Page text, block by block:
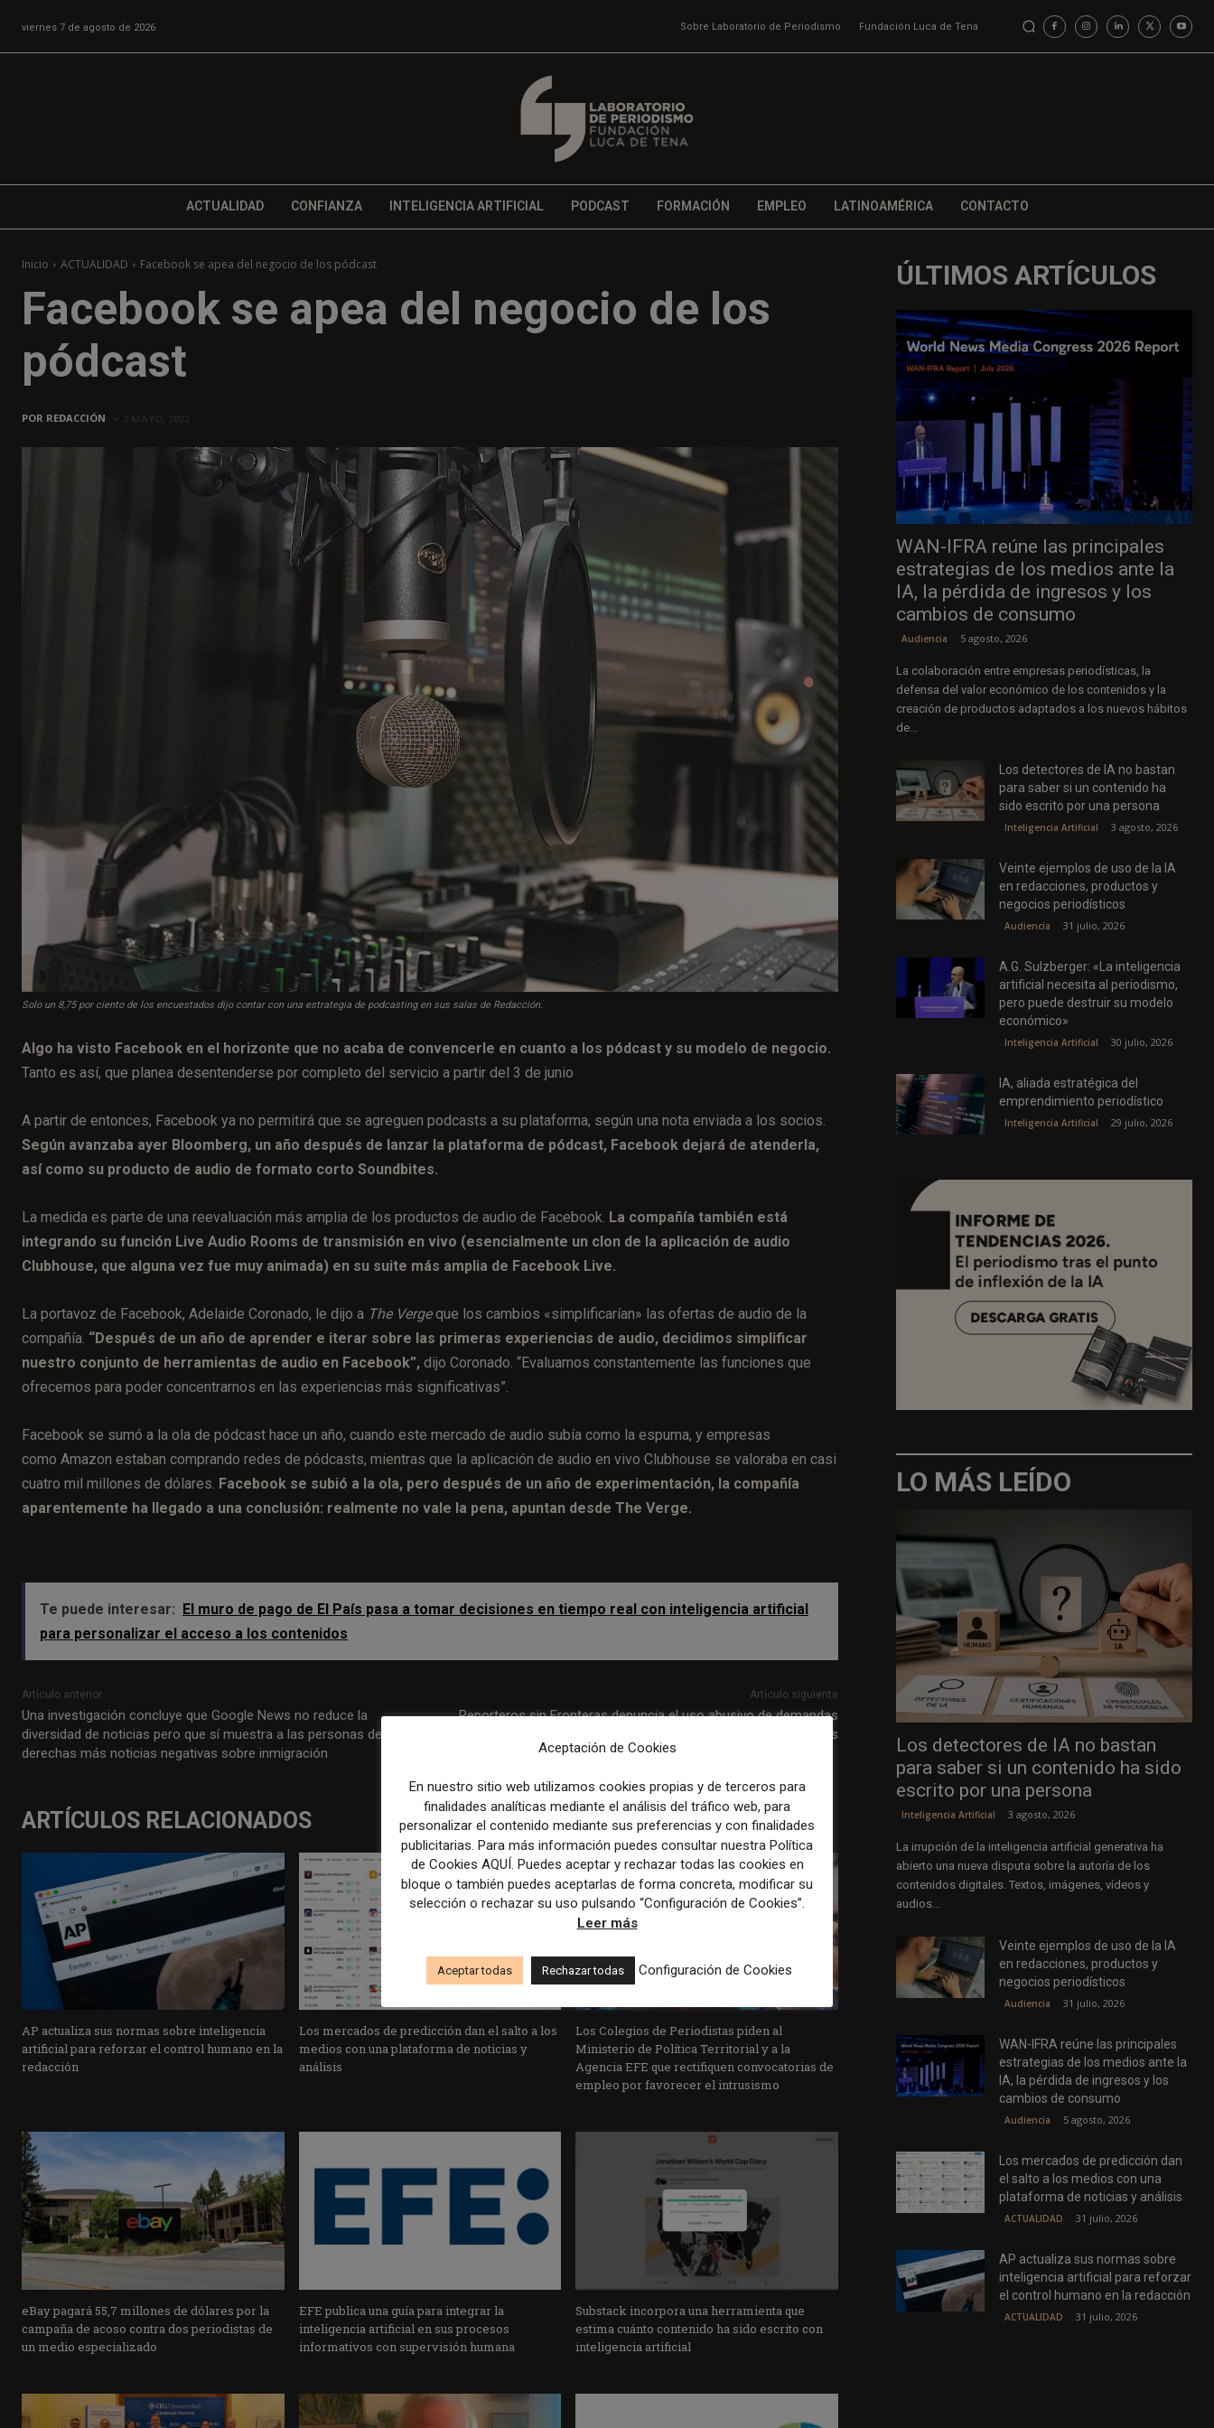
viernes 7 de agosto de 2026 Sobre Laboratorio de Periodismo Fundación Luca de Tena
ACTUALIDAD CONFIANZA INTELIGENCIA ARTIFICIAL PODCAST FORMACIÓN EMPLEO LATINOAMÉRICA CONTACTO
Inicio ACTUALIDAD Facebook se apea del negocio de los pódcast
Facebook se apea del negocio de los
pódcast
POR REDACCIÓN
Solo un 8,75 por ciento de los encuestados dijo contar con una estrategia de podcasting en sus salas de Redacción.
Algo ha visto Facebook en el horizonte que no acaba de convencerle en cuanto a los pódcast y su modelo de negocio.
Tanto es así, que planea desentenderse por completo del servicio a partir del 3 de junio
A partir de entonces, Facebook ya no permitirá que se agreguen podcasts a su plataforma, según una nota enviada a los socios.
Según avanzaba ayer Bloomberg, un año después de lanzar la plataforma de pódcast, Facebook dejará de atenderla,
así como su producto de audio de formato corto Soundbites.
La medida es parte de una reevaluación más amplia de los productos de audio de Facebook. La compañía también está
integrando su función Live Audio Rooms de transmisión en vivo (esencialmente un clon de la aplicación de audio
Clubhouse, que alguna vez fue muy animada) en su suite más amplia de Facebook Live.
La portavoz de Facebook, Adelaide Coronado, le dijo a The Vergeque los cambios «simplificarían» las ofertas de audio de la
compañía. “Después de un año de aprender e iterar sobre las primeras experiencias de audio, decidimos simplificar
nuestro conjunto de herramientas de audio en Facebook”, dijo Coronado. “Evaluamos constantemente las funciones que
ofrecemos para poder concentrarnos en las experiencias más significativas”.
Facebook se sumó a la ola de pódcast hace un año, cuando este mercado de audio subía como la espuma, y empresas
como Amazon estaban comprando redes de pódcasts, mientras que la aplicación de audio en vivo Clubhouse se valoraba en casi
cuatro mil millones de dólares. Facebook se subió a la ola, pero después de un año de experimentación, la compañía
aparentemente ha llegado a una conclusión: realmente no vale la pena, apuntan desde The Verge.
Te puede interesar: El muro de pago de El País pasa a tomar decisiones en tiempo real con inteligencia artificial
para personalizar el acceso a los contenidos
Artículo anterior
Una investigación concluye que Google News no reduce la
diversidad de noticias pero que sí muestra a las personas de
derechas más noticias negativas sobre inmigración
Artículo siguiente
Reporteros sin Fronteras denuncia el uso abusivo de demandas
contra periodistas en España para intimidarlos
ARTÍCULOS RELACIONADOS
AP actualiza sus normas sobre inteligencia
artificial para reforzar el control humano en la
redacción
Los mercados de predicción dan el salto a los
medios con una plataforma de noticias y
análisis
Los Colegios de Periodistas piden al
Ministerio de Política Territorial y a la
Agencia EFE que rectifiquen convocatorias de
empleo por favorecer el intrusismo
eBay pagará 55,7 millones de dólares por la
campaña de acoso contra dos periodistas de
un medio especializado
EFE publica una guía para integrar la
inteligencia artificial en sus procesos
informativos con supervisión humana
Substack incorpora una herramienta que
estima cuánto contenido ha sido escrito con
inteligencia artificial
ÚLTIMOS ARTÍCULOS
WAN-IFRA reúne las principales
estrategias de los medios ante la
IA, la pérdida de ingresos y los
cambios de consumo
Audiencia 5 agosto, 2026
La colaboración entre empresas periodísticas, la
defensa del valor económico de los contenidos y la
creación de productos adaptados a los nuevos hábitos
de...
Los detectores de IA no bastan
para saber si un contenido ha
sido escrito por una persona
Inteligencia Artificial 3 agosto, 2026
Veinte ejemplos de uso de la IA
en redacciones, productos y
negocios periodísticos
Audiencia 31 julio, 2026
A.G. Sulzberger: «La inteligencia
artificial necesita al periodismo,
pero puede destruir su modelo
económico»
Inteligencia Artificial 30 julio, 2026
IA, aliada estratégica del
emprendimiento periodístico
Inteligencia Artificial 29 julio, 2026
LO MÁS LEÍDO
Los detectores de IA no bastan
para saber si un contenido ha sido
escrito por una persona
Inteligencia Artificial 3 agosto, 2026
La irrupción de la inteligencia artificial generativa ha
abierto una nueva disputa sobre la autoría de los
contenidos digitales. Textos, imágenes, vídeos y
audios...
Veinte ejemplos de uso de la IA
en redacciones, productos y
negocios periodísticos
Audiencia 31 julio, 2026
WAN-IFRA reúne las principales
estrategias de los medios ante la
IA, la pérdida de ingresos y los
cambios de consumo
Audiencia 5 agosto, 2026
Los mercados de predicción dan
el salto a los medios con una
plataforma de noticias y análisis
ACTUALIDAD 31 julio, 2026
AP actualiza sus normas sobre
inteligencia artificial para reforzar
el control humano en la redacción
ACTUALIDAD 31 julio, 2026
Aceptación de Cookies
En nuestro sitio web utilizamos cookies propias y de terceros para
finalidades analíticas mediante el análisis del tráfico web, para
personalizar el contenido mediante sus preferencias y con finalidades
publicitarias. Para más información puedes consultar nuestra Política
de Cookies AQUÍ. Puedes aceptar y rechazar todas las cookies en
bloque o también puedes aceptarlas de forma concreta, modificar su
selección o rechazar su uso pulsando “Configuración de Cookies”.
Leer más
Aceptar todas Rechazar todas Configuración de Cookies